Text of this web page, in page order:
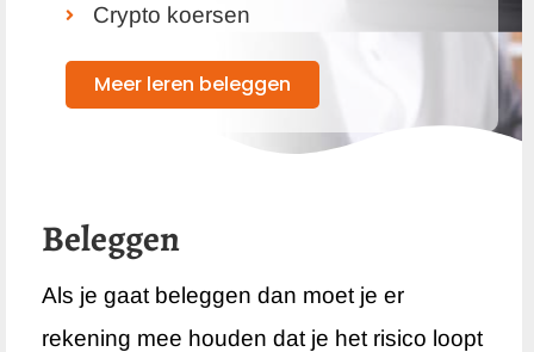
Crypto koersen
Meer leren beleggen
Beleggen
Als je gaat beleggen dan moet je er
rekening mee houden dat je het risico loopt